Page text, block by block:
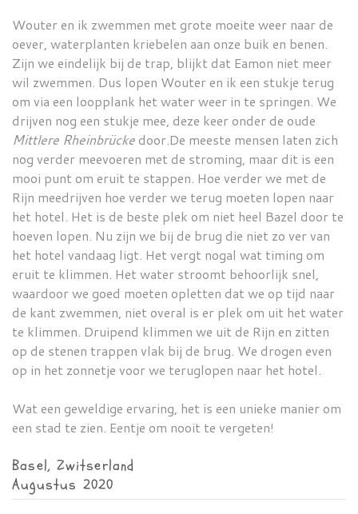
Wouter en ik zwemmen met grote moeite weer naar de
oever, waterplanten kriebelen aan onze buik en benen.
Zijn we eindelijk bij de trap, blijkt dat Eamon niet meer
wil zwemmen. Dus lopen Wouter en ik een stukje terug
om via een loopplank het water weer in te springen. We
drijven nog een stukje mee, deze keer onder de oude
Mittlere Rheinbrücke door.De meeste mensen laten zich
nog verder meevoeren met de stroming, maar dit is een
mooi punt om eruit te stappen. Hoe verder we met de
Rijn meedrijven hoe verder we terug moeten lopen naar
het hotel. Het is de beste plek om niet heel Bazel door te
hoeven lopen. Nu zijn we bij de brug die niet zo ver van
het hotel vandaag ligt. Het vergt nogal wat timing om
eruit te klimmen. Het water stroomt behoorlijk snel,
waardoor we goed moeten opletten dat we op tijd naar
de kant zwemmen, niet overal is er plek om uit het water
te klimmen. Druipend klimmen we uit de Rijn en zitten
op de stenen trappen vlak bij de brug. We drogen even
op in het zonnetje voor we teruglopen naar het hotel.
Wat een geweldige ervaring, het is een unieke manier om
een stad te zien. Eentje om nooit te vergeten!
Basel, Zwitserland
Augustus 2020